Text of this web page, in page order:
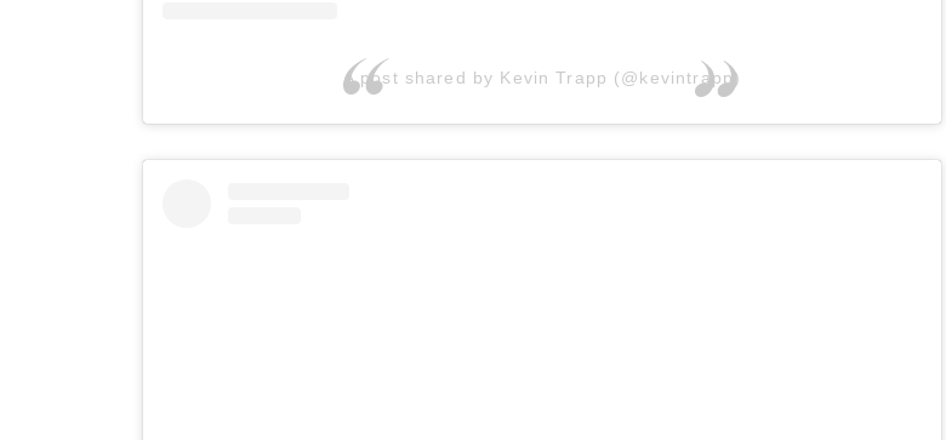
A post shared by Kevin Trapp (@kevintrapp)